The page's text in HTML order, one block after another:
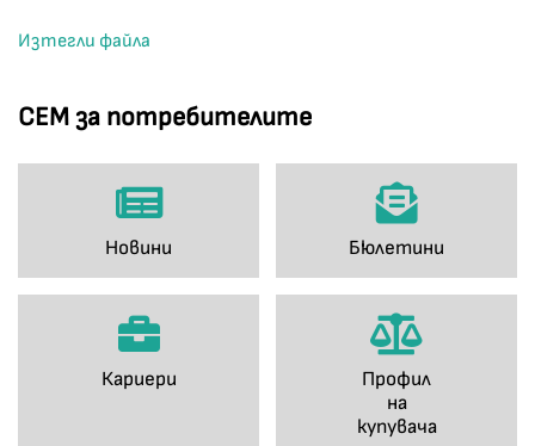
СЕМ за потребителите
Новини Бюлетини
Кариери
Профил
на
купувача
Изтегли файла